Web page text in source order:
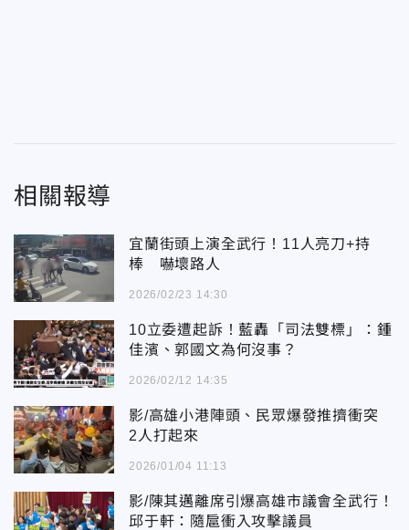
相關報導
宜蘭街頭上演全武行！11人亮刀+持
棒 嚇壞路人
2026/02/23 14:30
10立委遭起訴！藍轟「司法雙標」：鍾
佳濱、郭國文為何沒事？
2026/02/12 14:35
影/高雄小港陣頭、民眾爆發推擠衝突
2人打起來
2026/01/04 11:13
影/陳其邁離席引爆高雄市議會全武行！
邱于軒：隨扈衝入攻擊議員